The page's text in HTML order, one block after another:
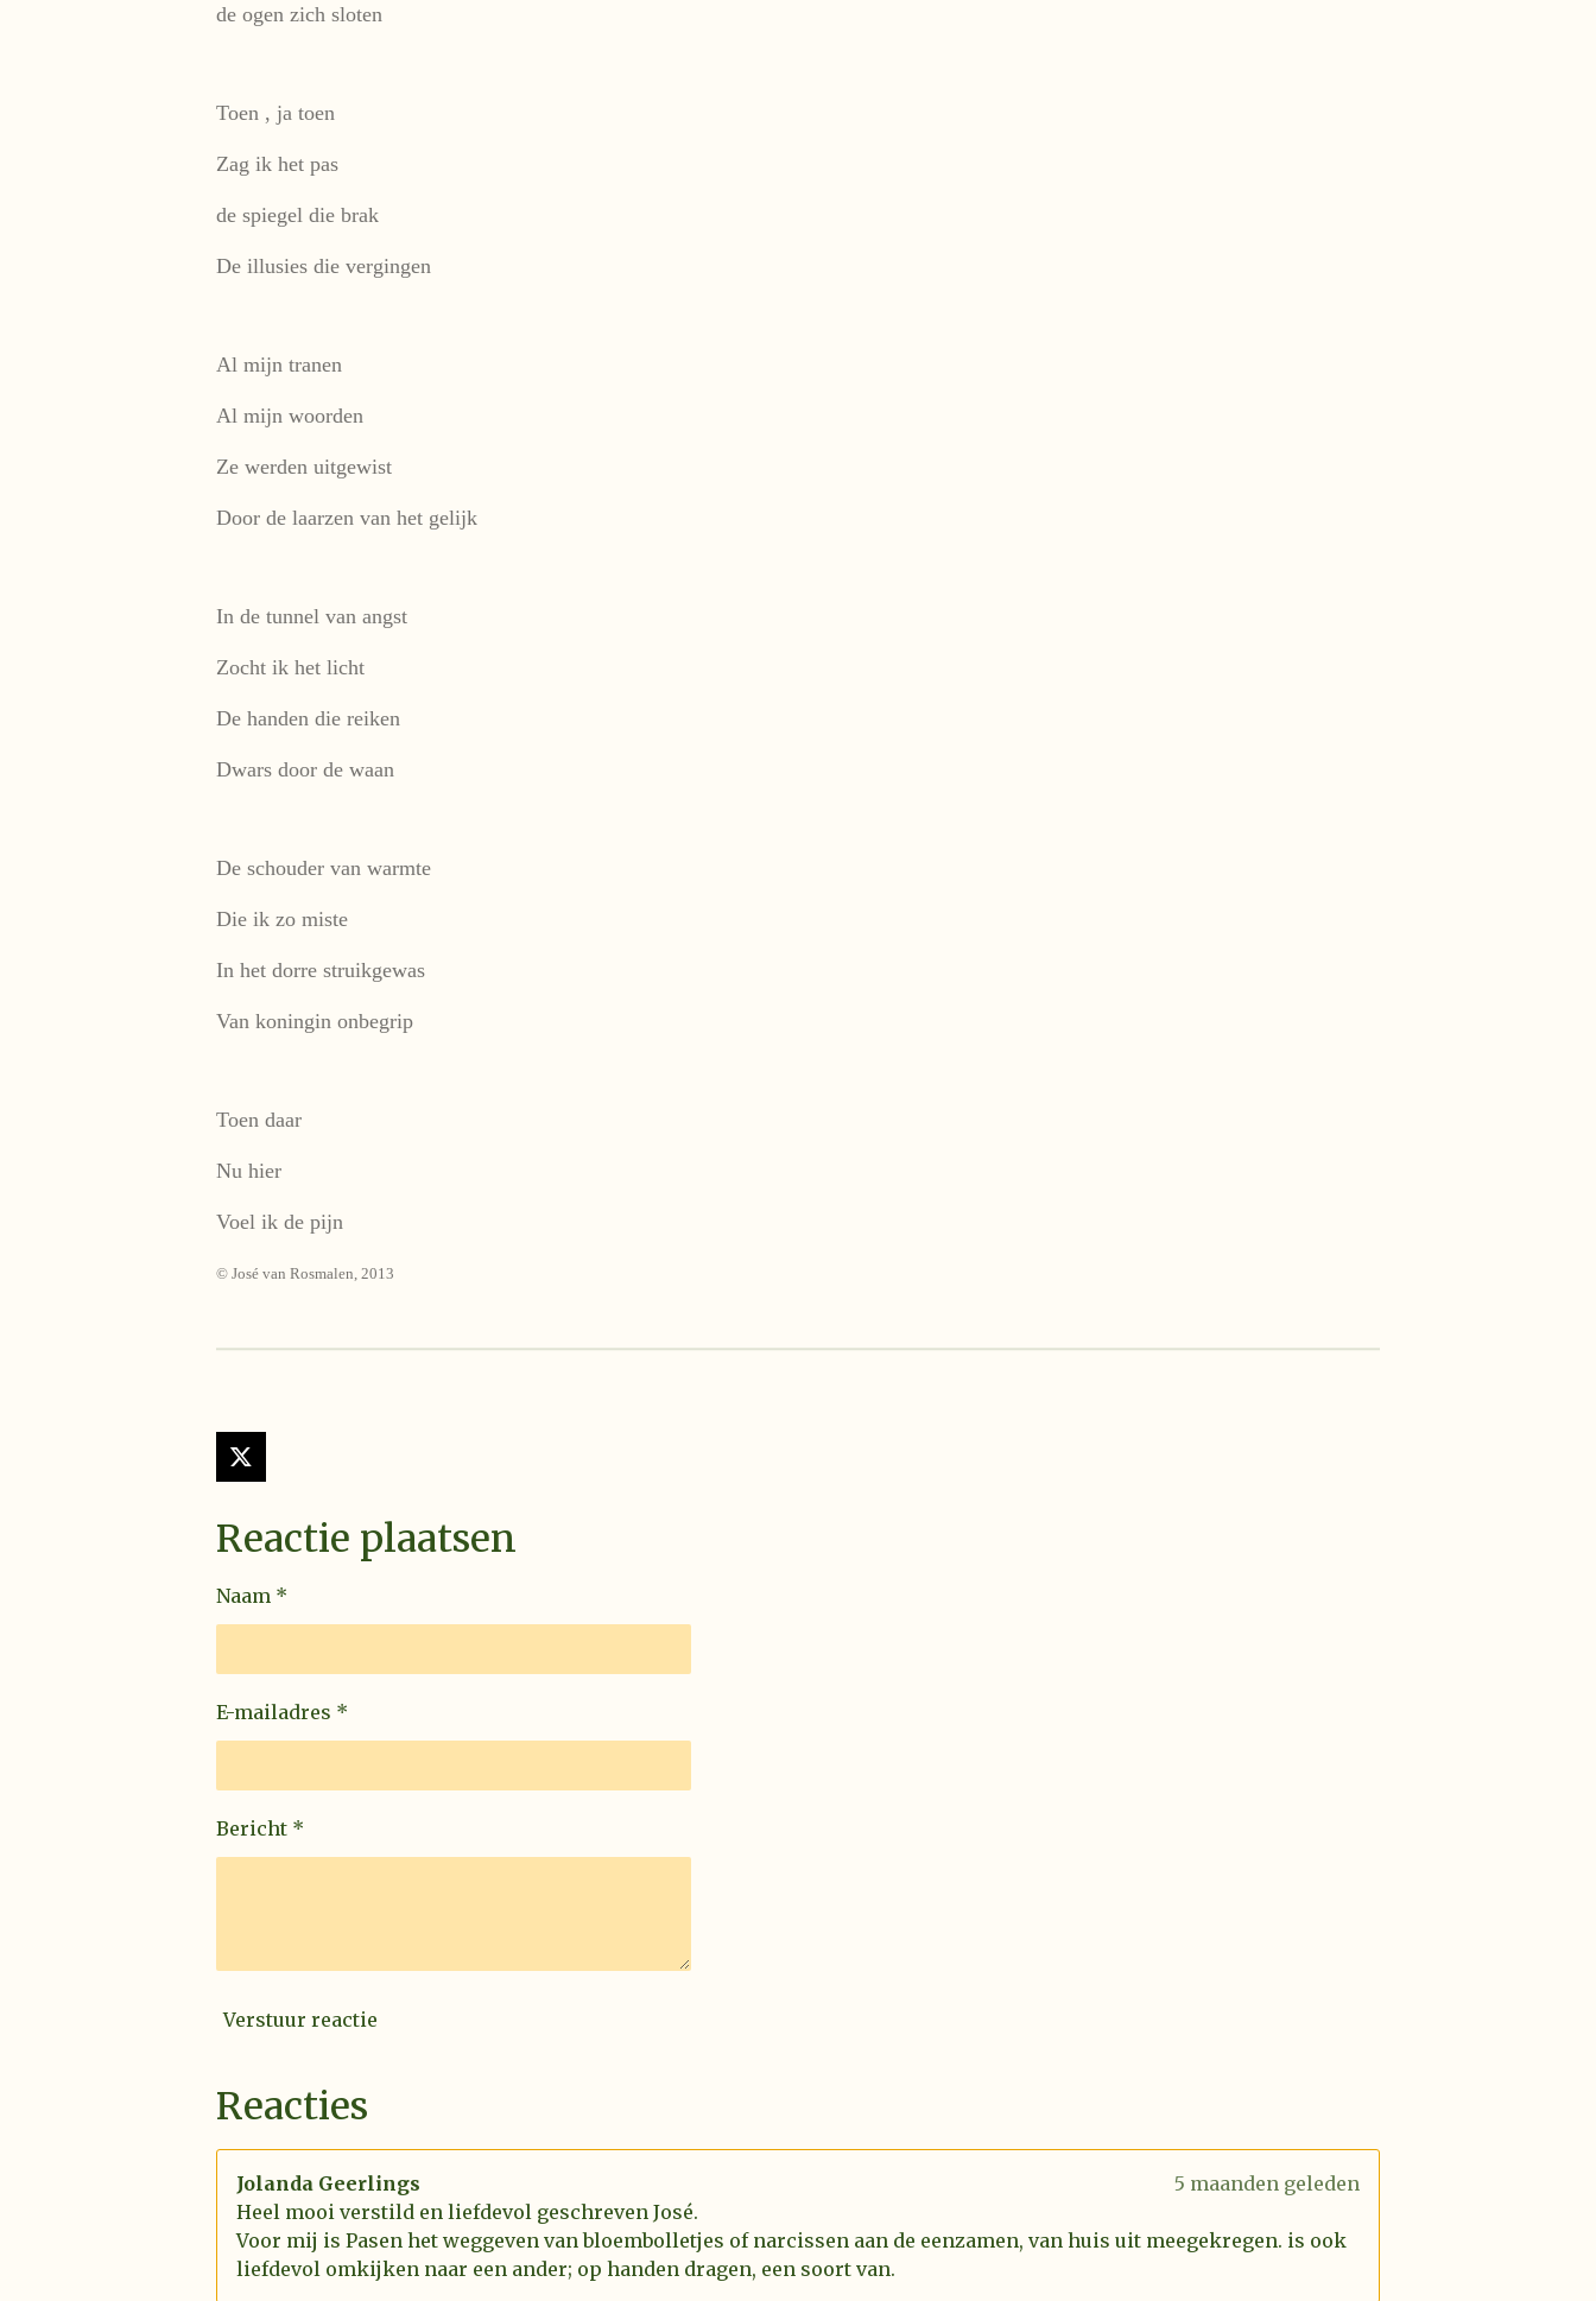
de ogen zich sloten
Toen , ja toen
Zag ik het pas
de spiegel die brak
De illusies die vergingen
Al mijn tranen
Al mijn woorden
Ze werden uitgewist
Door de laarzen van het gelijk
In de tunnel van angst
Zocht ik het licht
De handen die reiken
Dwars door de waan
De schouder van warmte
Die ik zo miste
In het dorre struikgewas
Van koningin onbegrip
Toen daar
Nu hier
Voel ik de pijn
© José van Rosmalen, 2013
X
Reactie plaatsen
Naam *
E-mailadres *
Bericht *
Verstuur reactie
Reacties
Jolanda Geerlings
5 maanden geleden
Heel mooi verstild en liefdevol geschreven José.
Voor mij is Pasen het weggeven van bloembolletjes of narcissen aan de eenzamen, van huis uit meegekregen. is ook
liefdevol omkijken naar een ander; op handen dragen, een soort van.